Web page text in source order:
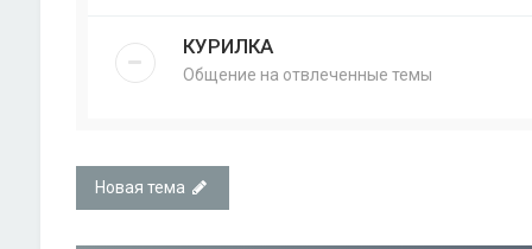
КУРИЛКА
Общение на отвлеченные темы
Новая тема